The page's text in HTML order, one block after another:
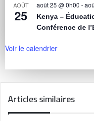
AOÛT
25
août 25 @ 0h00 -
Kenya –
Conférence de
Voir le calendrier
Articles similaires